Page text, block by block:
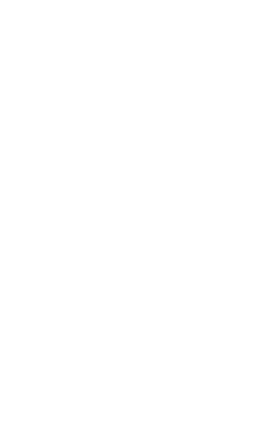
ます。